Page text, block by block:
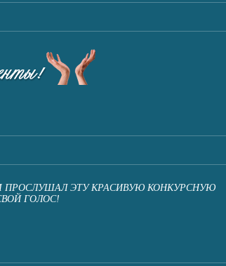
ЭТУ КРАСИВУЮ КОНКУРСНУЮ
ГОЛОС!